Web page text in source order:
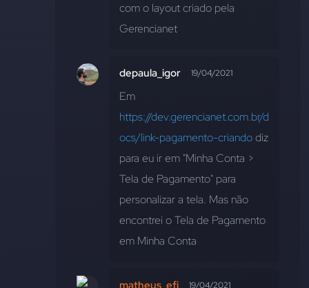
com o layout criado pela
Gerencianet
depaula_igor 19/04/2021
https://dev.gerencianet.com.br/d
ocs/link-pagamento-criando diz
para eu ir em "Minha Conta >
Tela de Pagamento" para
personalizar a tela. Mas não
encontrei o Tela de Pagamento
em Minha Conta
matheus_efi 19/04/2021